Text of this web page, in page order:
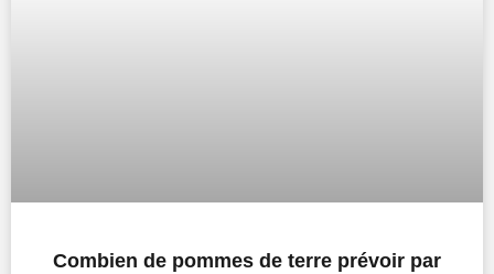
Combien de pommes de terre prévoir par